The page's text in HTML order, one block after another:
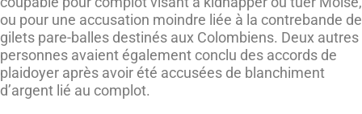
ou pour une accusation moindre liée à la contrebande de
gilets pare-balles destinés aux Colombiens. Deux autres
personnes avaient également conclu des accords de
plaidoyer après avoir été accusées de blanchiment
d’argent lié au complot.